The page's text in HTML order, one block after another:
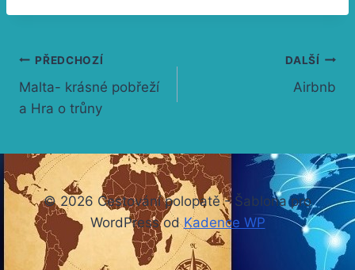
Navigace
pro
PŘEDCHOZÍ
Malta- krásné pobřeží
a Hra o trůny
DALŠÍ
Airbnb
© 2026 Cestování polopatě - Šablona pro
WordPress odKadence WP